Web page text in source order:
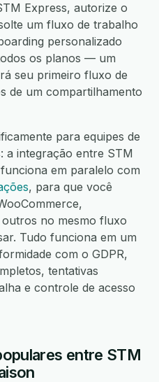
Express, autorize o
um fluxo de trabalho
personalizado
os planos — um
seu primeiro fluxo de
de um compartilhamento
para equipes de
a integração entre STM
em paralelo com
, para que você
no mesmo fluxo
Tudo funciona em um
com o GDPR,
tentativas
e controle de acesso
entre STM